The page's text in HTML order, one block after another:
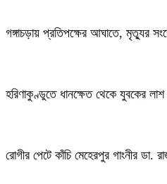
গঙ্গাচড়ায় প্রতিপক্ষের আঘাতে, মৃত্যুর
হরিণাকুণ্ডুতে ধানক্ষেত থেকে যুবকের
রোগীর পেটে কাঁচি মেহেরপুর গাংনীর ডা.